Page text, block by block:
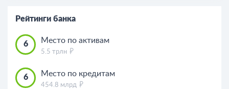
Рейтинги банка
6 Место по активам
5.5 трлн
6 Место по кредитам
454.8 млрд